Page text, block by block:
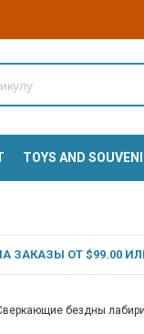
TOYS AND
ЗАКАЗЫ ОТ $99.00
бездны